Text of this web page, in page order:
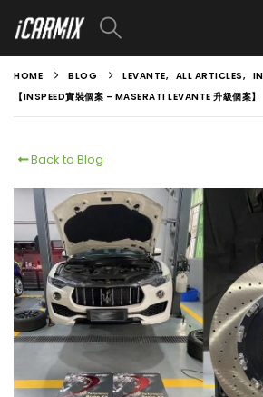
HOME BLOG LEVANTE, ALL ARTICLES,
【INSPEED實裝個案 – MASERATI LEVANTE 升級個案】
Back to Blog